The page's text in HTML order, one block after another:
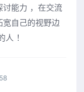
讨能力 ，在交流
自己的视野边
！